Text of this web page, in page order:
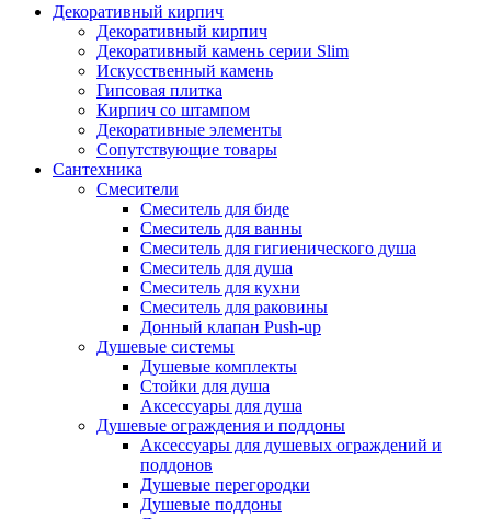
Декоративный кирпич
Декоративный кирпич
Декоративный камень серии Slim
Искусственный камень
Гипсовая плитка
Кирпич со штампом
Декоративные элементы
Сопутствующие товары
Сантехника
Смесители
Смеситель для биде
Смеситель для ванны
Смеситель для гигиенического душа
Смеситель для душа
Смеситель для кухни
Смеситель для раковины
Донный клапан Push-up
Душевые системы
Душевые комплекты
Стойки для душа
Аксессуары для душа
Душевые ограждения и поддоны
Аксессуары для душевых ограждений и
поддонов
Душевые перегородки
Душевые поддоны